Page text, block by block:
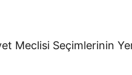
Meclisi Seçimlerinin